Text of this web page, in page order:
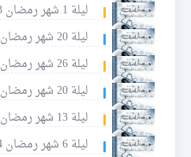
ليلة 1 شهر رمضان 1433 هجرية
ليلة 20 شهر رمضان 1428 هجرية
ليلة 26 شهر رمضان 1414 هجرية
ليلة 20 شهر رمضان 1414 هجرية
ليلة 13 شهر رمضان 1414 هجرية
ليلة 6 شهر رمضان 1414 هجرية